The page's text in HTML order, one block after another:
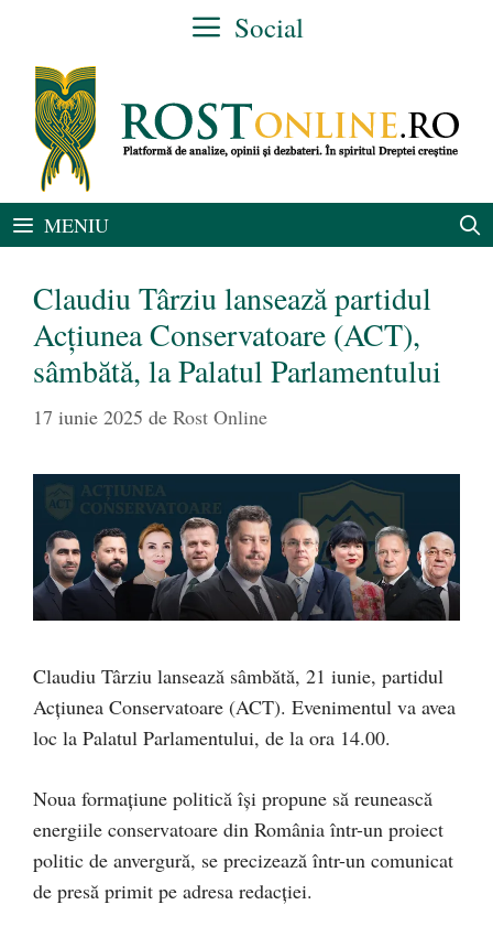
conținut
Social
MENIU
Claudiu Târziu lansează partidul
Acțiunea Conservatoare (ACT),
sâmbătă, la Palatul Parlamentului
17 iunie 2025 de Rost Online
Claudiu Târziu lansează sâmbătă, 21 iunie, partidul
Acțiunea Conservatoare (ACT). Evenimentul va avea
loc la Palatul Parlamentului, de la ora 14.00.
Noua formațiune politică își propune să reunească
energiile conservatoare din România într-un proiect
politic de anvergură, se precizează într-un comunicat
de presă primit pe adresa redacției.